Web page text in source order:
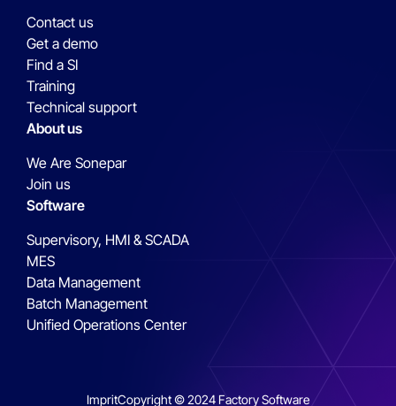
Contact us
Get a demo
Find a SI
Training
Technical support
About us
We Are Sonepar
Join us
Software
Supervisory, HMI & SCADA
MES
Data Management
Batch Management
Unified Operations Center
ImpritCopyright © 2024 Factory Software